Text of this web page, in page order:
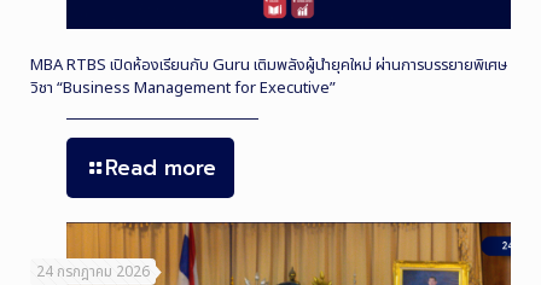
MBA RTBS เปิดห้องเรียนกับ Guru เติมพลังผู้นำยุคใหม่ ผ่านการบรรยายพิเศษ
วิชา “Business Management for Executive”
Read more
24 กรกฎาคม 2026